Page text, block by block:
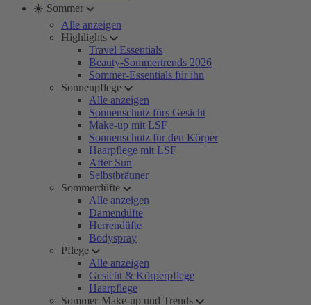
☀️ Sommer
Alle anzeigen
Highlights
Travel Essentials
Beauty-Sommertrends 2026
Sommer-Essentials für ihn
Sonnenpflege
Alle anzeigen
Sonnenschutz fürs Gesicht
Make-up mit LSF
Sonnenschutz für den Körper
Haarpflege mit LSF
After Sun
Selbstbräuner
Sommerdüfte
Alle anzeigen
Damendüfte
Herrendüfte
Bodyspray
Pflege
Alle anzeigen
Gesicht & Körperpflege
Haarpflege
Sommer-Make-up und Trends